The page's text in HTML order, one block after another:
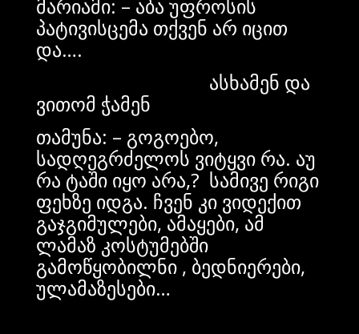
მარიამი: – აბა უფროსის
პატივისცემა თქვენ არ იცით
და….
ასხამენ და
ვითომ ჭამენ
თამუნა: – გოგოებო,
სადღეგრძელოს ვიტყვი რა. აუ
რა ტაში იყო არა,? სამივე რიგი
ფეხზე იდგა. ჩვენ კი ვიდექით
გაჯგიმულები, ამაყები, ამ
ლამაზ კოსტუმებში
გამოწყობილნი , ბედნიერები,
ულამაზესები…